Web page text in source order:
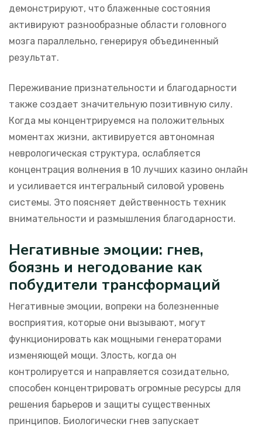
демонстрируют, что блаженные состояния
активируют разнообразные области головного
мозга параллельно, генерируя объединенный
результат.
Переживание признательности и благодарности
также создает значительную позитивную силу.
Когда мы концентрируемся на положительных
моментах жизни, активируется автономная
неврологическая структура, ослабляется
концентрация волнения в 10 лучших казино онлайн
и усиливается интегральный силовой уровень
системы. Это поясняет действенность техник
внимательности и размышления благодарности.
Негативные эмоции: гнев,
боязнь и негодование как
побудители трансформаций
Негативные эмоции, вопреки на болезненные
восприятия, которые они вызывают, могут
функционировать как мощными генераторами
изменяющей мощи. Злость, когда он
контролируется и направляется созидательно,
способен концентрировать огромные ресурсы для
решения барьеров и защиты существенных
принципов. Биологически гнев запускает